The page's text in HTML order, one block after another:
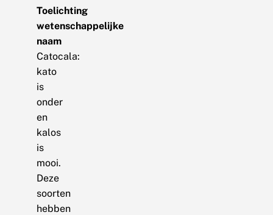
Toelichting
wetenschappelijke
naam
Catocala:
kato
is
onder
en
kalos
is
mooi.
Deze
soorten
hebben